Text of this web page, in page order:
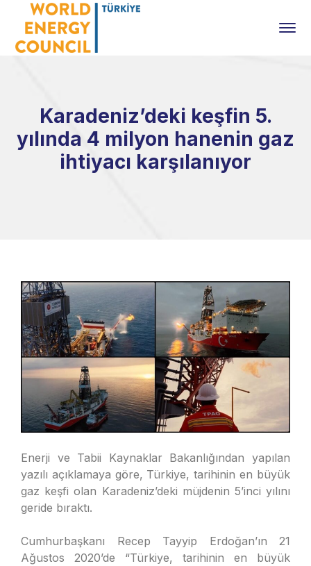
Karadeniz’deki keşfin 5.
yılında 4 milyon hanenin gaz
ihtiyacı karşılanıyor
Enerji ve Tabii Kaynaklar Bakanlığından yapılan
yazılı açıklamaya göre, Türkiye, tarihinin en büyük
gaz keşfi olan Karadeniz’deki müjdenin 5’inci yılını
geride bıraktı.
Cumhurbaşkanı Recep Tayyip Erdoğan’ın 21
Ağustos 2020’de “Türkiye, tarihinin en büyük